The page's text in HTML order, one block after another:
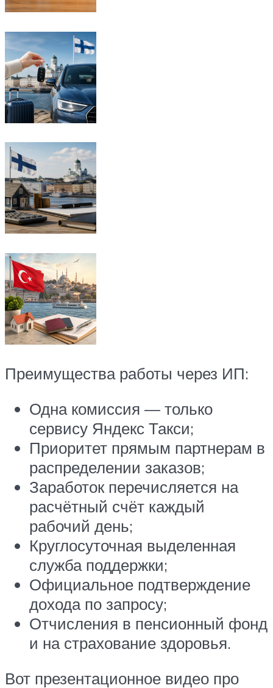
Преимущества работы через ИП:
Одна комиссия — только
сервису Яндекс Такси;
Приоритет прямым партнерам в
распределении заказов;
Заработок перечисляется на
расчётный счёт каждый
рабочий день;
Круглосуточная выделенная
служба поддержки;
Официальное подтверждение
дохода по запросу;
Отчисления в пенсионный фонд
и на страхование здоровья.
Вот презентационное видео про